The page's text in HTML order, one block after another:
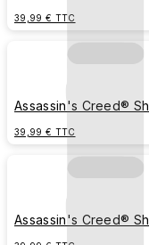
39,99 € TTC
Assassin's Creed®
39,99 € TTC
Assassin's Creed®